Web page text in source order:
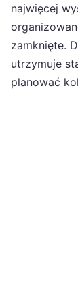
najwięcej
zamknięte.
utrzymuje
planować